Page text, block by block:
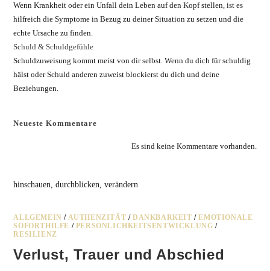
Wenn Krankheit oder ein Unfall dein Leben auf den Kopf stellen, ist es
hilfreich die Symptome in Bezug zu deiner Situation zu setzen und die
echte Ursache zu finden.
Schuld & Schuldgefühle
Schuldzuweisung kommt meist von dir selbst. Wenn du dich für schuldig
hälst oder Schuld anderen zuweist blockierst du dich und deine
Beziehungen.
Neueste Kommentare
Es sind keine Kommentare vorhanden.
hinschauen, durchblicken, verändern
ALLGEMEIN / AUTHENZITÄT /DANKBARKEIT /EMOTIONALE
SOFORTHILFE / PERSÖNLICHKEITSENTWICKLUNG /
RESILIENZ
Verlust, Trauer und Abschied